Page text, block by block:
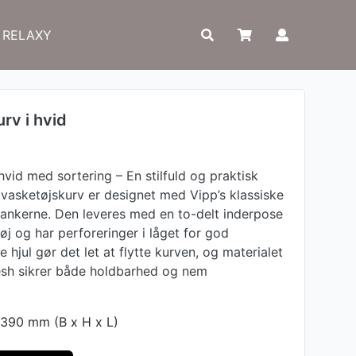
RELAXY
i hvid
med sortering – En stilfuld og praktisk
er designet med Vipp’s klassiske
Den leveres med en to-delt inderpose
og har perforeringer i låget for god
hjul gør det let at flytte kurven, og materialet
sikrer både holdbarhed og nem
mm (B x H x L)